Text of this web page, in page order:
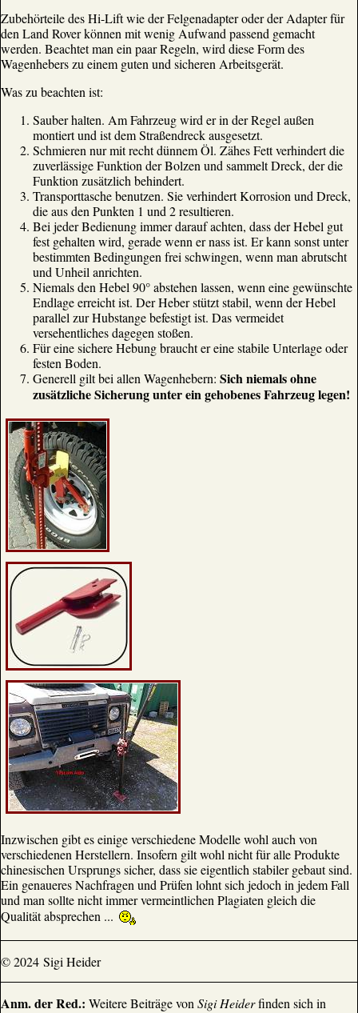
Zubehörteile des Hi-Lift wie der Felgenadapter oder der Adapter für
den Land Rover können mit wenig Aufwand passend gemacht
werden. Beachtet man ein paar Regeln, wird diese Form des
Wagenhebers zu einem guten und sicheren Arbeitsgerät.
Was zu beachten ist:
Sauber halten. Am Fahrzeug wird er in der Regel außen
montiert und ist dem Straßendreck ausgesetzt.
Schmieren nur mit recht dünnem Öl. Zähes Fett verhindert die
zuverlässige Funktion der Bolzen und sammelt Dreck, der die
Funktion zusätzlich behindert.
Transporttasche benutzen. Sie verhindert Korrosion und Dreck,
die aus den Punkten 1 und 2 resultieren.
Bei jeder Bedienung immer darauf achten, dass der Hebel gut
fest gehalten wird, gerade wenn er nass ist. Er kann sonst unter
bestimmten Bedingungen frei schwingen, wenn man abrutscht
und Unheil anrichten.
Niemals den Hebel 90° abstehen lassen, wenn eine gewünschte
Endlage erreicht ist. Der Heber stützt stabil, wenn der Hebel
parallel zur Hubstange befestigt ist. Das vermeidet
versehentliches dagegen stoßen.
Für eine sichere Hebung braucht er eine stabile Unterlage oder
festen Boden.
Generell gilt bei allen Wagenhebern: Sich niemals ohne
zusätzliche Sicherung unter ein gehobenes Fahrzeug legen!
Inzwischen gibt es einige verschiedene Modelle wohl auch von
verschiedenen Herstellern. Insofern gilt wohl nicht für alle Produkte
chinesischen Ursprungs sicher, dass sie eigentlich stabiler gebaut sind.
Ein genaueres Nachfragen und Prüfen lohnt sich jedoch in jedem Fall
und man sollte nicht immer vermeintlichen Plagiaten gleich die
Qualität absprechen ...
© 2024 Sigi Heider
Anm. der Red.: Weitere Beiträge von Sigi Heiderfinden sich in